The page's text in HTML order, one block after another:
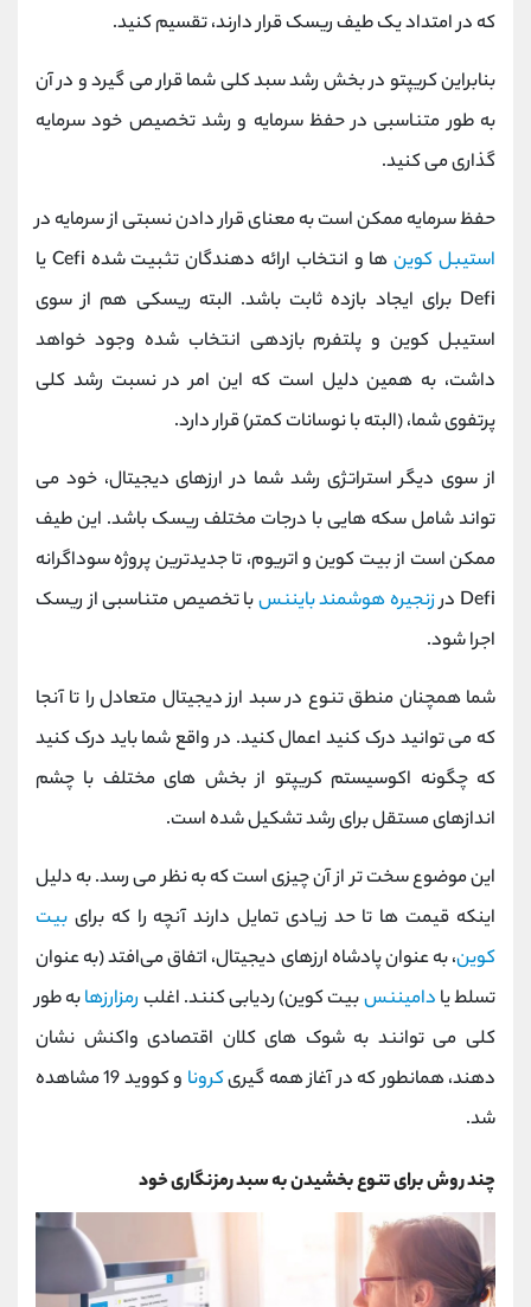
که در امتداد یک طیف ریسک قرار دارند، تقسیم کنید.
بنابراین کریپتو در بخش رشد سبد کلی شما قرار می گیرد و در آن
به طور متناسبی در حفظ سرمایه و رشد تخصیص خود سرمایه
گذاری می کنید.
حفظ سرمایه ممکن است به معنای قرار دادن نسبتی از سرمایه در
استیبل کوین
ها و انتخاب ارائه دهندگان تثبیت شده Cefi یا
Defi برای ایجاد بازده ثابت باشد. البته ریسکی هم از سوی
استیبل کوین و پلتفرم بازدهی انتخاب شده وجود خواهد
داشت، به همین دلیل است که این امر در نسبت رشد کلی
پرتفوی شما، (البته با نوسانات کمتر) قرار دارد.
از سوی دیگر استراتژی رشد شما در ارزهای دیجیتال، خود می
تواند شامل سکه هایی با درجات مختلف ریسک باشد. این طیف
ممکن است از بیت کوین و اتریوم، تا جدیدترین پروژه سوداگرانه
Defi در
زنجیره هوشمند بایننسبا تخصیص متناسبی از ریسک
اجرا شود.
شما همچنان منطق تنوع در سبد ارز دیجیتال متعادل را تا آنجا
که می توانید درک کنید اعمال کنید. در واقع شما باید درک کنید
که چگونه اکوسیستم کریپتو از بخش های مختلف با چشم
اندازهای مستقل برای رشد تشکیل شده است.
این موضوع سخت ‌تر از آن چیزی است که به نظر می ‌رسد. به دلیل
اینکه قیمت ‌ها تا حد زیادی تمایل دارند آنچه را که برای بیت‌
کوین، به عنوان پادشاه ارزهای دیجیتال، اتفاق می‌افتد (به عنوان
تسلط یا دامیننسبیت‌ کوین) ردیابی کنند. اغلب رمزارزهابه طور
کلی می توانند به شوک های کلان اقتصادی واکنش نشان
دهند، همانطور که در آغاز همه گیریکرونا
و کووید 19 مشاهده
شد.
چند روش برای تنوع بخشیدن به سبد رمزنگاری خود